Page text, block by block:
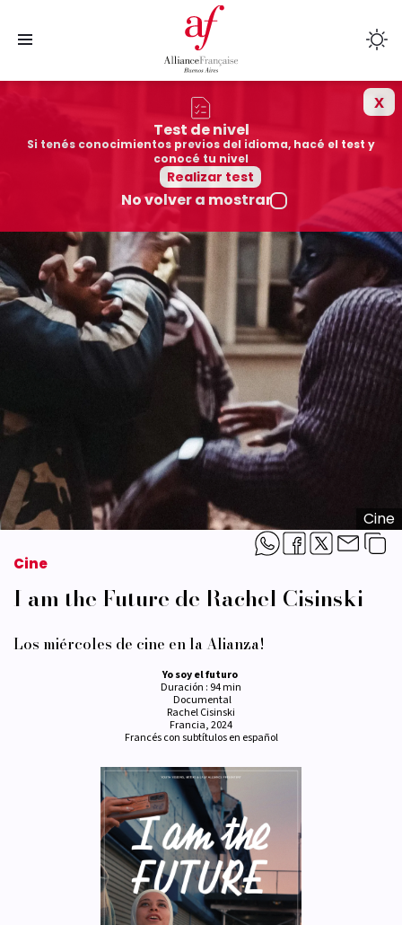
Colegios afiliados
Cultura
Mediateca
Quiénes somos
Cine
Cine
I am the Future de Rachel Cisinski
Los miércoles de cine en la Alianza!
Yo soy el futuro
Duración : 94 min
Documental
Rachel Cisinski
Francia, 2024
Francés con subtítulos en español
Test de nivel
Si tenés conocimientos previos del idioma, hacé el test y
conocé tu nivel
Realizar test
No volver a mostrar
x